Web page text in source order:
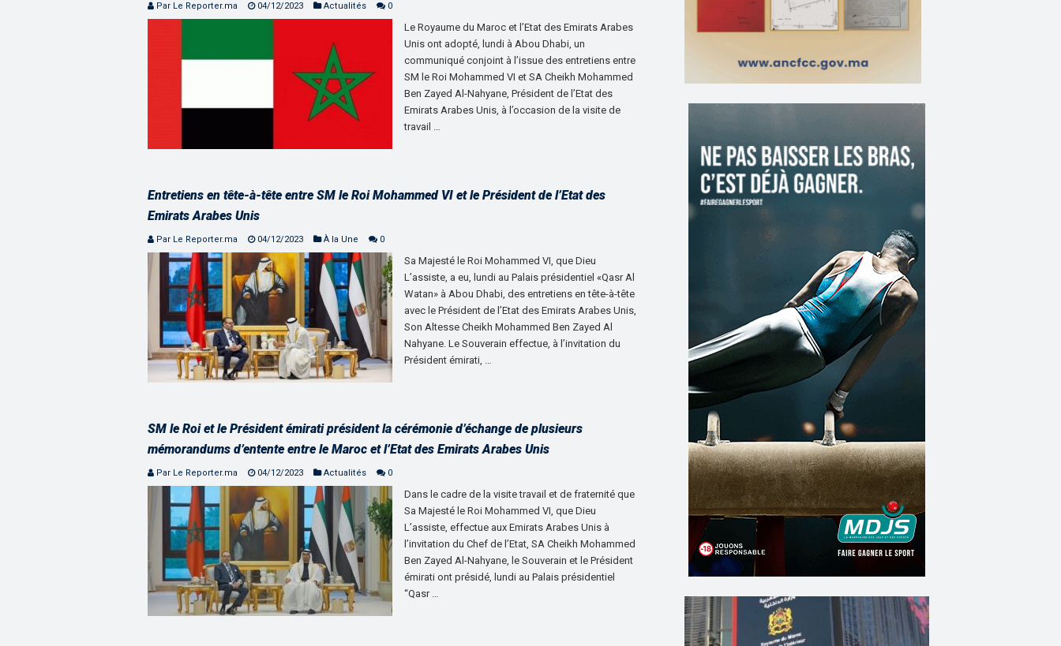
Par Le Reporter.ma 04/12/2023 Actualités 0
Le Royaume du Maroc et l’Etat des Emirats Arabes
Unis ont adopté, lundi à Abou Dhabi, un
communiqué conjoint à l’issue des entretiens entre
SM le Roi Mohammed VI et SA Cheikh Mohammed
Ben Zayed Al-Nahyane, Président de l’Etat des
Emirats Arabes Unis, à l’occasion de la visite de
travail …
Entretiens en tête-à-tête entre SM le Roi Mohammed VI et le Président de l’Etat des
Emirats Arabes Unis
Par Le Reporter.ma 04/12/2023 À la Une 0
Sa Majesté le Roi Mohammed VI, que Dieu
L’assiste, a eu, lundi au Palais présidentiel «Qasr Al
Watan» à Abou Dhabi, des entretiens en tête-à-tête
avec le Président de l’Etat des Emirats Arabes Unis,
Son Altesse Cheikh Mohammed Ben Zayed Al
Nahyane. Le Souverain effectue, à l’invitation du
Président émirati, …
SM le Roi et le Président émirati président la cérémonie d’échange de plusieurs
mémorandums d’entente entre le Maroc et l’Etat des Emirats Arabes Unis
Par Le Reporter.ma 04/12/2023 Actualités 0
Dans le cadre de la visite travail et de fraternité que
Sa Majesté le Roi Mohammed VI, que Dieu
L’assiste, effectue aux Emirats Arabes Unis à
l’invitation du Chef de l’Etat, SA Cheikh Mohammed
Ben Zayed Al-Nahyane, le Souverain et le Président
émirati ont présidé, lundi au Palais présidentiel
“Qasr …